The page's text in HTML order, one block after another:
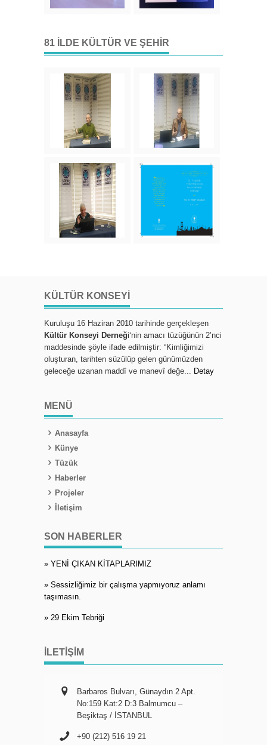
81 İLDE KÜLTÜR VE ŞEHIR
KÜLTÜR KONSEYI
Kuruluşu 16 Haziran 2010 tarihinde gerçekleşen
Kültür Konseyi Derneği‘nin amacı tüzüğünün 2’nci
maddesinde şöyle ifade edilmiştir: “Kimliğimizi
oluşturan, tarihten süzülüp gelen günümüzden
geleceğe uzanan maddî ve manevî değe... Detay
MENÜ
Anasayfa
Künye
Tüzük
Haberler
Projeler
İletişim
SON HABERLER
» YENİ ÇIKAN KİTAPLARIMIZ
» Sessizliğimiz bir çalışma yapmıyoruz anlamı
taşımasın.
» 29 Ekim Tebriği
İLETIŞIM
Barbaros Bulvarı, Günaydın 2 Apt.
No:159 Kat:2 D:3 Balmumcu –
Beşiktaş / İSTANBUL
+90 (212) 516 19 21